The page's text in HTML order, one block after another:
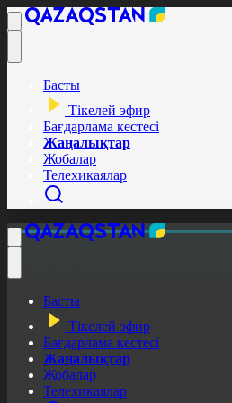
Басты
Тікелей эфир
Бағдарлама кестесі
Жаңалықтар
Жобалар
Телехикаялар
Басты
Тікелей эфир
Бағдарлама кестесі
Жаңалықтар
Жобалар
Телехикаялар